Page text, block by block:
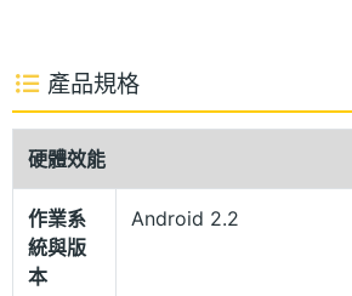
隨時創造有趣的精彩娛樂
SK Black O 採用 Android 2.2 作業
Qualcomm MSM7227 600MHz
NAND FLASH + 512M SDRAM，
連線上網瀏覽網路，使用 GPS 獲
產品規格
硬體效能
作業系
統與版
本
Android 2.2